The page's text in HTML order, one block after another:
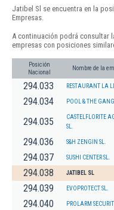
Jatibel Sl se encuentra en la
Empresas.
A continuación podrá consultar
empresas con posiciones
Posición
Nacional
Nombre de la
294.033 RESTAURANT LA
294.034 POOL & THE GANG
294.035
CASTELFLORITE
SL.
294.036 S&H ZENGIN SL.
294.037 SUSHI CENTER SL.
294.038 JATIBEL SL
294.039 EVOPROTECT SL.
294.040 PROLARM